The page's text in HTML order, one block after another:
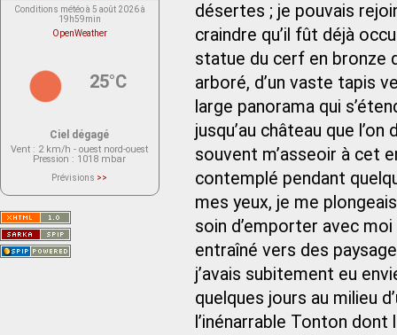
désertes ; je pouvais
craindre qu’il fût déjà
statue du cerf en bronze
arboré, d’un vaste tapis
large panorama qui
jusqu’au château que
souvent m’asseoir à cet
contemplé pendant
mes yeux, je me
soin d’emporter avec
entraîné vers des
j’avais subitement eu
quelques jours au milieu
l’inénarrable Tonton
Conditions météo à 5 août 2026 à
19h59min
OpenWeather
25°C
Ciel dégagé
Vent : 2 km/h - ouest nord-ouest
Pression : 1018 mbar
Prévisions >>
actuellement aucune prévision
Saint-Nom.
Veuillez consulter le message du
service ci-dessous.
(401 - Invalid API key. Please see
https://openweathermap.org/faq#error401